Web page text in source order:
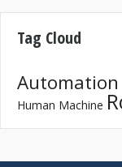
Tag Cloud
Automation
Human Machine